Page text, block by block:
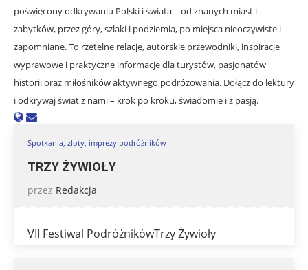
poświęcony odkrywaniu Polski i świata – od znanych miast i
zabytków, przez góry, szlaki i podziemia, po miejsca nieoczywiste i
zapomniane. To rzetelne relacje, autorskie przewodniki, inspiracje
wyprawowe i praktyczne informacje dla turystów, pasjonatów
historii oraz miłośników aktywnego podróżowania. Dołącz do lektury
i odkrywaj świat z nami – krok po kroku, świadomie i z pasją.
Spotkania, zloty, imprezy podróżników
TRZY ŻYWIOŁY
przez Redakcja
VII Festiwal PodróżnikówTrzy Żywioły